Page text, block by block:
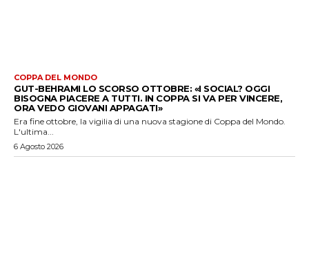
COPPA DEL MONDO
GUT-BEHRAMI LO SCORSO OTTOBRE: «I SOCIAL? OGGI
BISOGNA PIACERE A TUTTI. IN COPPA SI VA PER VINCERE,
ORA VEDO GIOVANI APPAGATI»
Era fine ottobre, la vigilia di una nuova stagione di Coppa del Mondo.
L'ultima...
6 Agosto 2026